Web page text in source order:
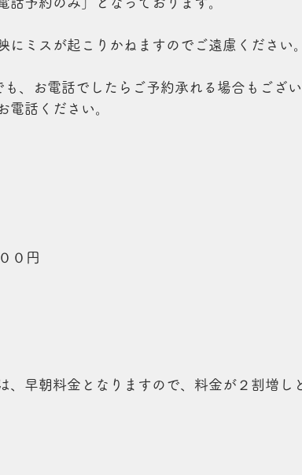
ミスが起こりかねますのでご遠慮ください。
、お電話でしたらご予約承れる場合もござ
電話ください。
０円
早朝料金となりますので、料金が２割増し